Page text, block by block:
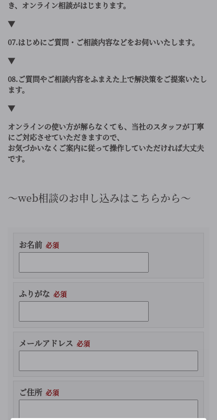
き、オンライン相談がはじまります。
▼
07.はじめにご質問・ご相談内容などをお伺いいたします。
▼
08.ご質問やご相談内容をふまえた上で解決策をご提案いたし
ます。
▼
オンラインの使い方が解らなくても、当社のスタッフが丁寧
にご対応させていただきますので、
お気づかいなくご案内に従って操作していただければ大丈夫
です。
～web相談のお申し込みはこちらから～
お名前
ふりがな
メールアドレス
ご住所